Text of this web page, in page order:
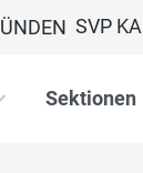
SVP
Sektionen